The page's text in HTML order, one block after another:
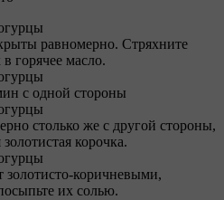
равномерно. Стряхните
горячее масло.
с одной стороны
столько же с другой стороны,
корочка.
золотисто-коричневыми,
их солью.